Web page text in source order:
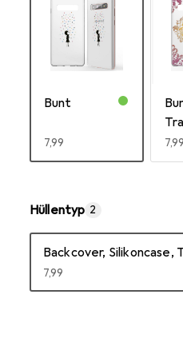
Bunt
EUR
7,99 EUR
7,99
Hüllentyp 2
Backcover, Silikoncase,
EUR
7,99